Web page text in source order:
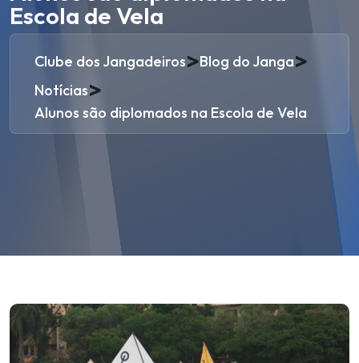
Escola de Vela
Clube dos Jangadeiros>Blog do Janga>
Notícias>
Alunos são diplomados na Escola de Vela